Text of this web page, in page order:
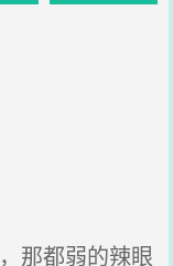
那都弱的辣眼